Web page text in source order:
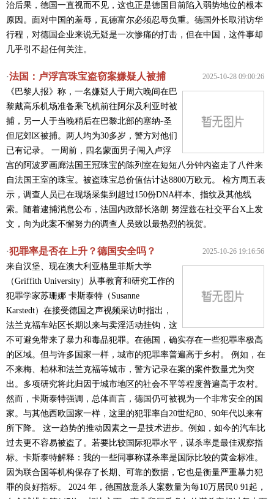
治后果，德国一直视而不见，这也正是德国目前陷入弱势地位的根本
原因。面对中国的羞辱，瓦德富尔必须忍辱负重。德国外长取消访华
行程，对德国企业来说无疑是一次惨痛的打击，但在中国，这件事却
几乎引不起任何关注。
2025-10-28 09:00:26
·法国：卢浮宫珠宝盗窃案嫌疑人被捕
《巴黎人报》称，一名嫌疑人于周六晚间在巴
黎戴高乐机场准备乘飞机前往阿尔及利亚时被
捕，另一人于当晚稍后在巴黎北部的塞纳-圣
但尼郊区被捕。两人均为30多岁，警方对他们
已有记录。 一周前，四名蒙面男子闯入卢浮
宫的阿波罗画廊法国王冠珠宝的陈列室在短短八分钟内盗走了八件来
自法国王室的珠宝。被盗珠宝总价值估计达8800万欧元。 检方周五表
示，调查人员已在现场采集到超过150份DNA样本、指纹及其他线
索。随着逮捕消息公布，法国内政部长洛朗 努涅兹在社交平台X上发
文，向为此案不懈努力的调查人员致以最热烈的祝贺。
2025-10-26 19:16:56
·犯罪率是否在上升？德国安全吗？
来自汉堡、现在澳大利亚格里菲斯大学
（Griffith University）从事教育和研究工作的
犯罪学家苏珊娜 卡斯泰特（Susanne
Karstedt）在接受德国之声视频采访时指出，
法兰克福车站区长期以来与卖淫活动挂钩，这
不可避免带来了暴力和毒品犯罪。在德国，确实存在一些犯罪率极高
的区域。但与许多国家一样，城市的犯罪率普遍高于乡村。 例如，在
不来梅、柏林和法兰克福等城市，警方记录在案的案件数量尤为突
出。多项研究将此归因于城市地区的社会不平等程度普遍高于农村。
然而，卡斯泰特强调，总体而言，德国仍可被视为一个非常安全的国
家。与其他西欧国家一样，这里的犯罪率自20世纪80、90年代以来有
所下降。 这一趋势的推动因素之一是技术进步。例如，如今的汽车比
过去更不容易被盗了。若要比较国际犯罪水平，谋杀率是最佳观察指
标。卡斯泰特解释：我的一些同事称谋杀率是国际比较的黄金标准。
因为联合国等机构保存了长期、可靠的数据，它也是衡量严重暴力犯
罪的良好指标。 2024 年，德国故意杀人案数量为每10万居民0 91起，